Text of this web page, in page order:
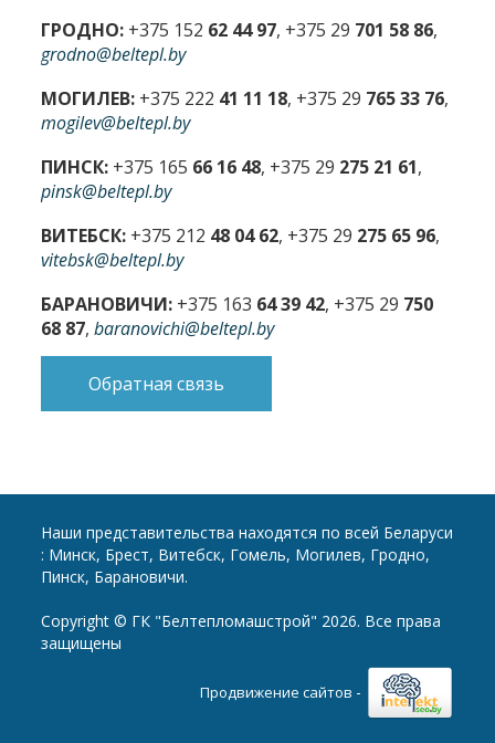
ГРОДНО: +375 152 62 44 97, +375 29 701 58 86,
grodno@beltepl.by
МОГИЛЕВ: +375 222 41 11 18, +375 29 765 33 76,
mogilev@beltepl.by
ПИНСК: +375 165 66 16 48, +375 29 275 21 61,
pinsk@beltepl.by
ВИТЕБСК: +375 212 48 04 62, +375 29 275 65 96,
vitebsk@beltepl.by
БАРАНОВИЧИ: +375 163 64 39 42, +375 29 750
68 87,baranovichi@beltepl.by
Обратная связь
Наши представительства находятся по всей Беларуси
: Минск, Брест, Витебск, Гомель, Могилев, Гродно,
Пинск, Барановичи.
Copyright © ГК "Белтепломашстрой" 2026. Все права
защищены
Продвижение сайтов -